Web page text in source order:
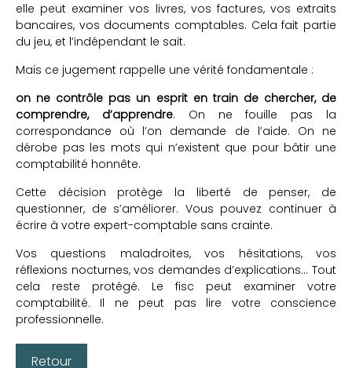
elle peut examiner vos livres, vos factures, vos extraits
bancaires, vos documents comptables. Cela fait partie
du jeu, et l’indépendant le sait.
Mais ce jugement rappelle une vérité fondamentale :
on ne contrôle pas un esprit en train de chercher, de
comprendre, d’apprendre. On ne fouille pas la
correspondance où l’on demande de l’aide. On ne
dérobe pas les mots qui n’existent que pour bâtir une
comptabilité honnête.
Cette décision protège la liberté de penser, de
questionner, de s’améliorer. Vous pouvez continuer à
écrire à votre expert-comptable sans crainte.
Vos questions maladroites, vos hésitations, vos
réflexions nocturnes, vos demandes d’explications… Tout
cela reste protégé. Le fisc peut examiner votre
comptabilité. Il ne peut pas lire votre conscience
professionnelle.
Retour